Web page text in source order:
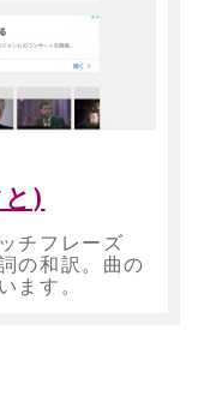
)
チフレーズ
の和訳。曲の
ます。